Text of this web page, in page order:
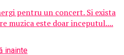
pentru un concert. Si exista
muzica este doar inceputul....
inainte